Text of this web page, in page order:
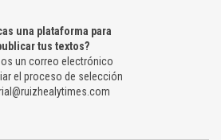
una plataforma para
tus textos?
un correo electrónico
el proceso de selección